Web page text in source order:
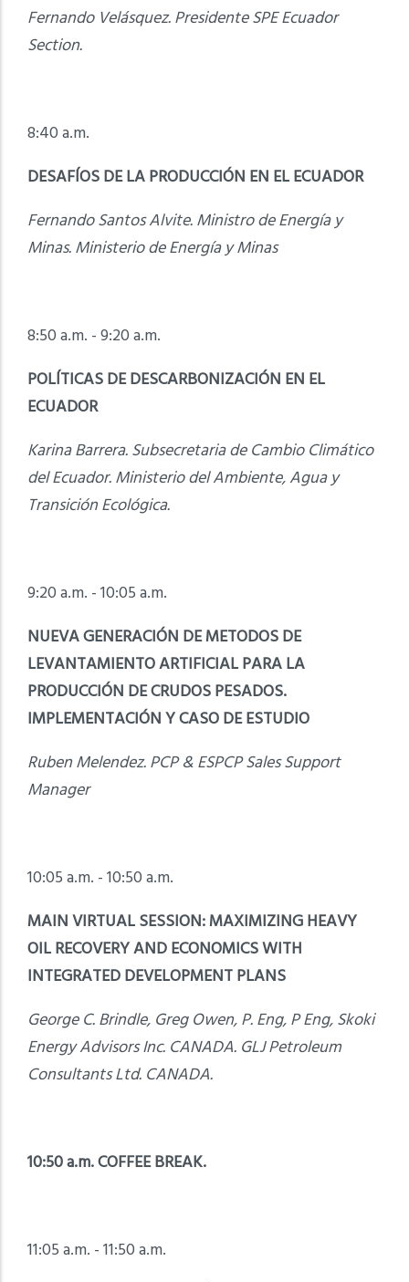
Fernando Velásquez. Presidente SPE Ecuador
Section.
8:40 a.m.
DESAFÍOS DE LA PRODUCCIÓN EN EL ECUADOR
Fernando Santos Alvite. Ministro de Energía y
Minas. Ministerio de Energía y Minas
8:50 a.m. - 9:20 a.m.
POLÍTICAS DE DESCARBONIZACIÓN EN EL
ECUADOR
Karina Barrera. Subsecretaria de Cambio Climático
del Ecuador. Ministerio del Ambiente, Agua y
Transición Ecológica.
9:20 a.m. - 10:05 a.m.
NUEVA GENERACIÓN DE METODOS DE
LEVANTAMIENTO ARTIFICIAL PARA LA
PRODUCCIÓN DE CRUDOS PESADOS.
IMPLEMENTACIÓN Y CASO DE ESTUDIO
Ruben Melendez. PCP & ESPCP Sales Support
Manager
10:05 a.m. - 10:50 a.m.
MAIN VIRTUAL SESSION: MAXIMIZING HEAVY
OIL RECOVERY AND ECONOMICS WITH
INTEGRATED DEVELOPMENT PLANS
George C. Brindle, Greg Owen, P. Eng, P Eng, Skoki
Energy Advisors Inc. CANADA. GLJ Petroleum
Consultants Ltd. CANADA.
10:50 a.m. COFFEE BREAK.
11:05 a.m. - 11:50 a.m.